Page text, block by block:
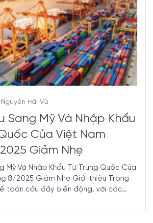
Nguyễn Hải Vũ
Sang Mỹ Và Nhập Khẩu
Của Việt Nam
Giảm Nhẹ
Mỹ Và Nhập Khẩu Từ Trung Quốc Của
8/2025 Giảm Nhẹ Giới thiệu Trong
toàn cầu đầy biến động, với các